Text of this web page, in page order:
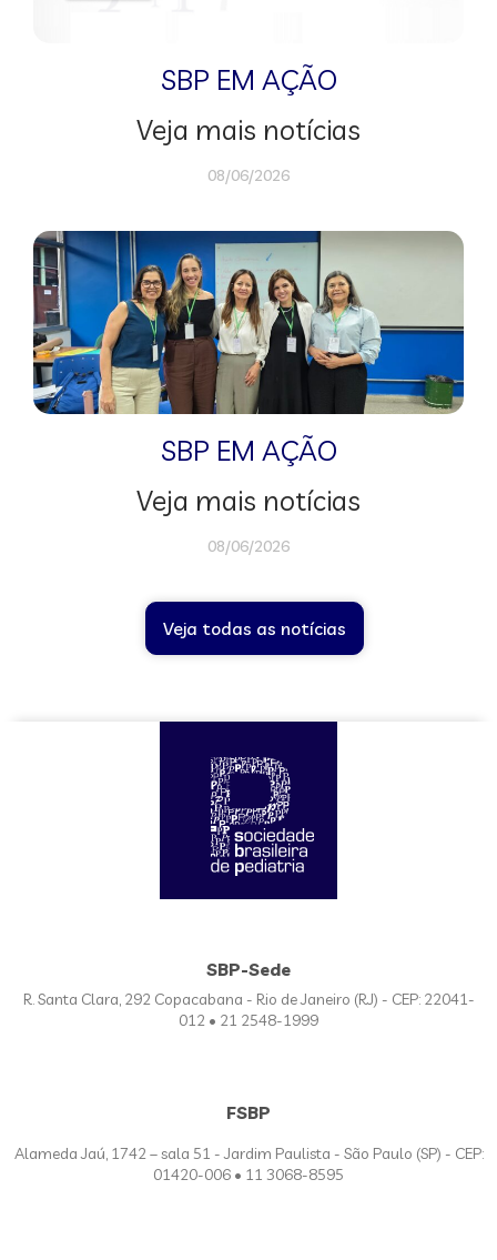
SBP EM AÇÃO
Veja mais notícias
08/06/2026
SBP EM AÇÃO
Veja mais notícias
08/06/2026
Veja todas as notícias
SBP-Sede
R. Santa Clara, 292 Copacabana - Rio de Janeiro (RJ) - CEP: 22041-
012 • 21 2548-1999
FSBP
Alameda Jaú, 1742 – sala 51 - Jardim Paulista - São Paulo (SP) - CEP:
01420-006 • 11 3068-8595